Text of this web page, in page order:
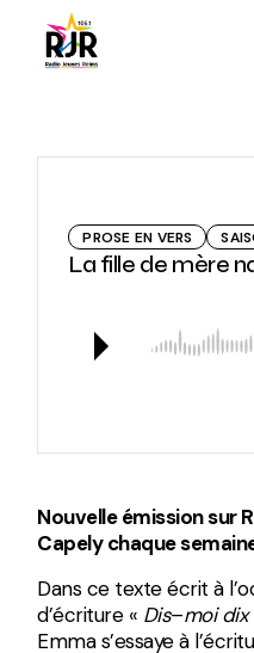
content
PROSE EN VERS
La fille de mère
Nouvelle émission sur
Capely chaque
Dans ce texte écrit à
d’écriture « Dis–moi
Emma s’essaye à